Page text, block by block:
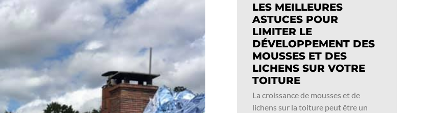
LES MEILLEURES
ASTUCES POUR
LIMITER LE
DÉVELOPPEMENT DES
MOUSSES ET DES
LICHENS SUR VOTRE
TOITURE
La croissance de mousses et de
lichens sur la toiture peut être un